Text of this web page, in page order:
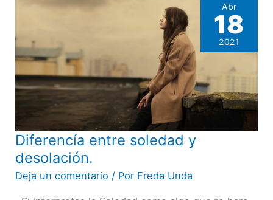
Diferencía entre soledad y
desolación.
Deja un comentario / Por Freda Unda
Diferencía
entre
soledad
Abr
18
2021